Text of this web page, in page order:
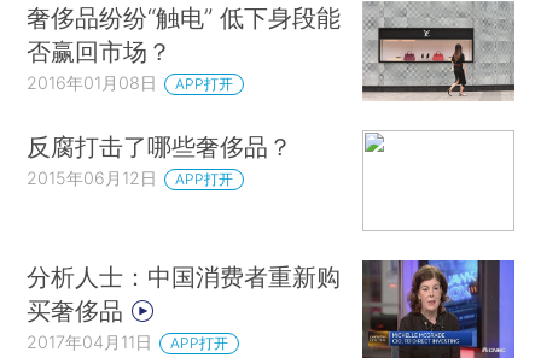
奢侈品纷纷“触电” 低下身段能
否赢回市场？
2016年01月08日 APP打开
反腐打击了哪些奢侈品？
2015年06月12日 APP打开
分析人士：中国消费者重新购
买奢侈品
2017年04月11日 APP打开